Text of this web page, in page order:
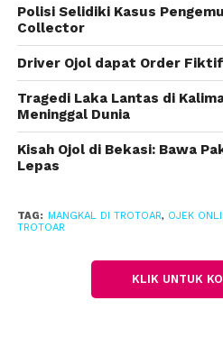
hanya dibuat peraturan
ujarnya yang sedang
samping Pemkot Bekasi,
Menurut dia, transportasi
kebutuhan masyarakat.
juga menjadi korban
pemerintah.
dibuat tidak nyaman dengan
Misalnya, lokasi keramain
Polisi Selidiki Kasus
Collector
Driver Ojol dapat Order
Tragedi Laka Lantas di
Meninggal Dunia
Kisah Ojol di Bekasi: Bawa
Lepas
TAG: MANGKAL DI TROTOAR, OJEK
TROTOAR
KLIK UNTUK